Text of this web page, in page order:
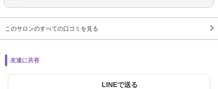
このサロンのすべての口コミを見る
友達に共有
LINEで送る